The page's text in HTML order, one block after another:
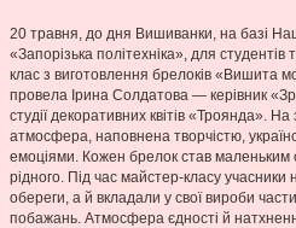
20 травня, до дня Вишиванки, на базі
«Запорізька політехніка», для студентів
клас з виготовлення брелоків «Вишита
провела Ірина Солдатова — керівник
студії декоративних квітів «Троянда».
атмосфера, наповнена творчістю,
емоціями. Кожен брелок став маленьким
рідного. Під час майстер-класу
обереги, а й вкладали у свої вироби
побажань. Атмосфера єдності й